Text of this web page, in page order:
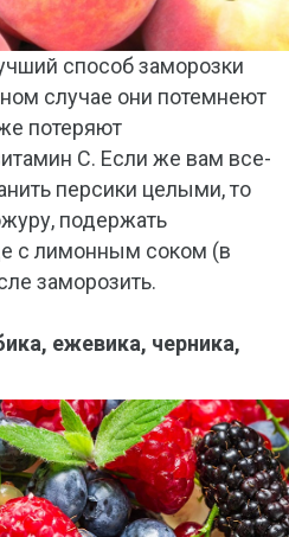
способ заморозки
случае они потемнеют
потеряют
С. Если же вам все-
персики целыми, то
подержать
с лимонным соком (в
заморозить.
ежевика, черника,